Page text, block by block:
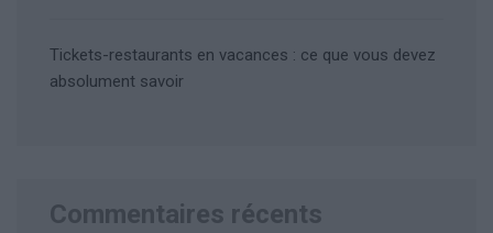
Tickets-restaurants en vacances : ce que vous devez
absolument savoir
Commentaires récents